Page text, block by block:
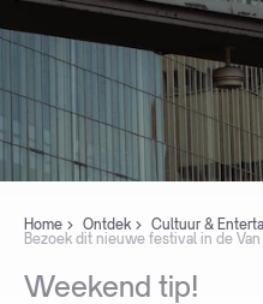
Home Ontdek
Cultuur &
Bezoek dit nieuwe festival in de
Weekend tip!